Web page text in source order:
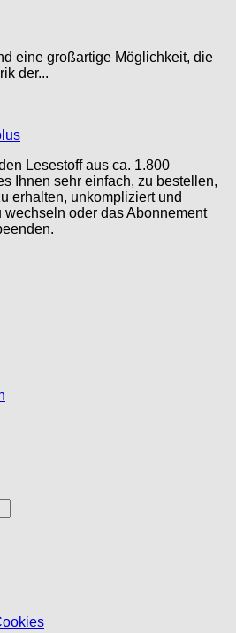
eine großartige Möglichkeit, die
der...
Lesestoff aus ca. 1.800
Ihnen sehr einfach, zu bestellen,
erhalten, unkompliziert und
oder das Abonnement